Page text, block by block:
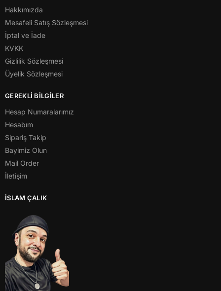
Hakkımızda
Mesafeli Satış Sözleşmesi
İptal ve İade
KVKK
Gizlilik Sözleşmesi
Üyelik Sözleşmesi
GEREKLİ BİLGİLER
Hesap Numaralarımız
Hesabım
Sipariş Takip
Bayimiz Olun
Mail Order
İletişim
İSLAM ÇALIK